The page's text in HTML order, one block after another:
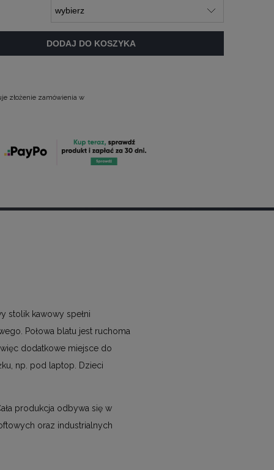
DODAJ DO KOSZYKA
złożenie zamówienia w
stolik kawowy spełni
Połowa blatu jest ruchoma
dodatkowe miejsce do
np. pod laptop. Dzieci
produkcja odbywa się w
oraz industrialnych